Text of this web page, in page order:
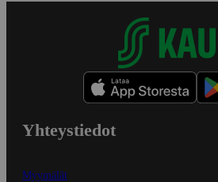
Yhteystiedot
Myymälät